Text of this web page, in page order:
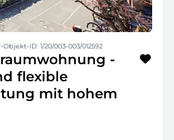
ID: 1/20/003-003/012592
-
flexible
mit hohem